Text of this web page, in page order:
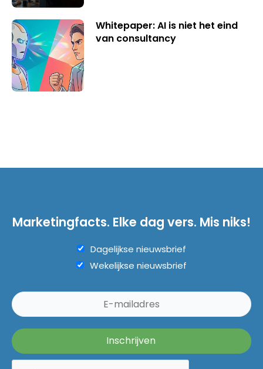
Whitepaper: AI is niet het eind
van consultancy
Marketingfacts. Elke dag vers. Mis niks!
Dagelijkse nieuwsbrief
Wekelijkse nieuwsbrief